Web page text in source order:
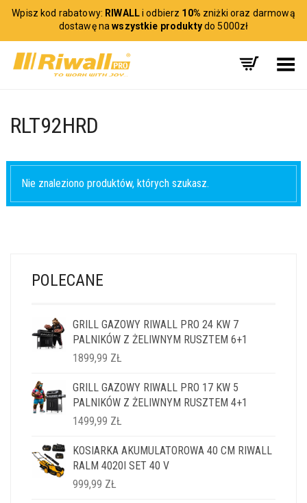
Wpisz kod rabatowy: RIWALLi odbierz 10% zniżki oraz darmową
dostawę nawszystkie produktydo 5000zł
Toggle Menu
RLT92HRD
Nie znaleziono produktów, których szukasz.
POLECANE
GRILL GAZOWY RIWALL PRO 24 KW 7
PALNIKÓW Z ŻELIWNYM RUSZTEM 6+1
1899,99 ZŁ
GRILL GAZOWY RIWALL PRO 17 KW 5
PALNIKÓW Z ŻELIWNYM RUSZTEM 4+1
1499,99 ZŁ
KOSIARKA AKUMULATOROWA 40 CM RIWALL
RALM 4020I SET 40 V
999,99 ZŁ